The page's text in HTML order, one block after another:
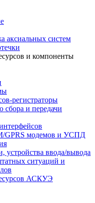
аксиальных систем
и компоненты
регистраторы
и передачи
GPRS модемов и УСПД
устройства ввода/вывода
ситуаций и
АСКУЭ